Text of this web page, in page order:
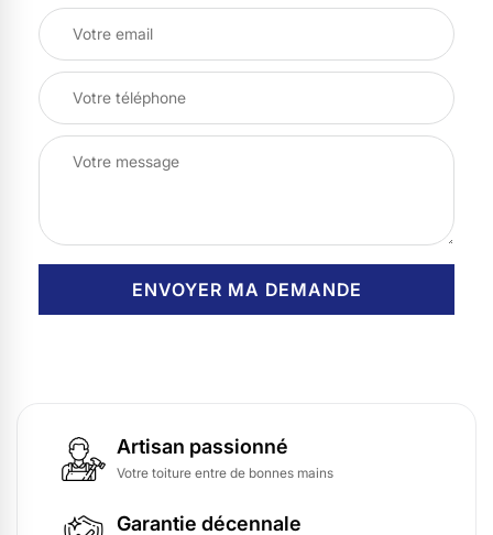
Artisan passionné
Votre toiture entre de bonnes mains
Garantie décennale